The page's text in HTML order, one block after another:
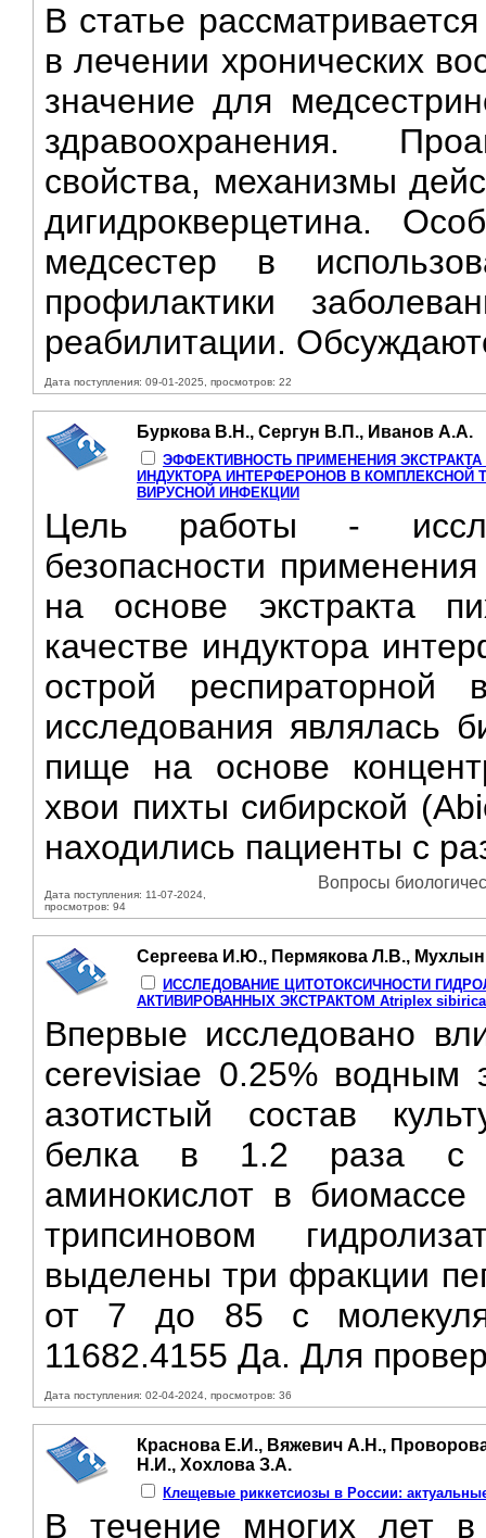
В статье
в лечении хронических
значение для
здравоохранения.
свойства, механизмы
дигидрокверцетина.
медсестер в
профилактики
реабилитации.
Дата поступления: 09-01-2025, просмотров: 22
Буркова В.Н., Сергун В.П., Иванов А.А.
ЭФФЕКТИВНОСТЬ ПРИМЕНЕНИЯ
ИНДУКТОРА ИНТЕРФЕРОНОВ В КОМПЛЕКСНОЙ
ВИРУСНОЙ ИНФЕКЦИИ
Цель работы -
безопасности
на основе экстракта
качестве индуктора
острой респираторной
исследования являлась
пище на основе
хвои пихты сибирской
находились пациенты с
Дата поступления: 11-07-2024,
просмотров: 94
Вопросы
Сергеева И.Ю., Пермякова Л.В.,
ИССЛЕДОВАНИЕ ЦИТОТОКСИЧНОСТИ
АКТИВИРОВАННЫХ ЭКСТРАКТОМ Atriplex
Впервые исследовано
cerevisiae 0.25% водным
азотистый состав
белка в 1.2 раза с
аминокислот в
трипсиновом
выделены три фракции
от 7 до 85 с
11682.4155 Да. Для
Дата поступления: 02-04-2024, просмотров: 36
Краснова Е.И., Вяжевич А.Н.,
Н.И., Хохлова З.А.
Клещевые риккетсиозы в России:
В течение многих лет в